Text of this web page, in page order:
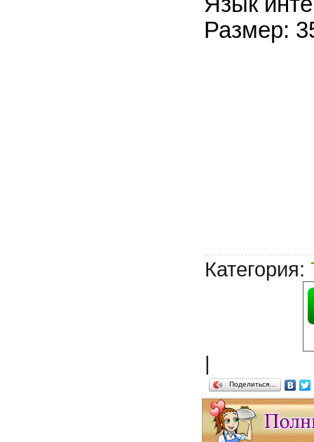
Размер:
Категория:
|
Поделиться…